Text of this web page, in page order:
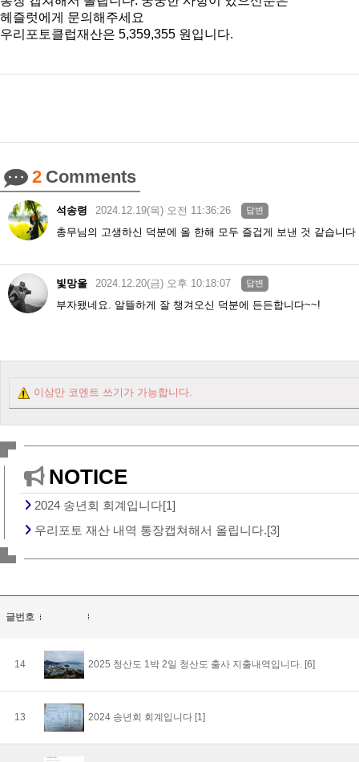
헤즐럿에게 문의해주세요
우리포토클럽재산은 5,359,355 원입니다.
2 Comments
석송령 2024.12.19(목) 오전 11:36:26 답변
총무님의 고생하신 덕분에 올 한해 모두 즐겁게 보낸 것 같습니
빛망울 2024.12.20(금) 오후 10:18:07 답변
부자됐네요. 알뜰하게 잘 챙겨오신 덕분에 든든합니다~~!
이상만 코멘트 쓰기가 가능합니다.
NOTICE
2024 송년회 회계입니다[1]
우리포토 재산 내역 통장캡쳐해서 올립니다.[3]
글번호
14 2025 청산도 1박 2일 청산도 출사 지출내역입니다. [6]
13 2024 송년회 회계입니다 [1]